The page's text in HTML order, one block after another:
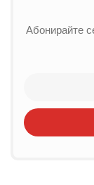
Абонирайте